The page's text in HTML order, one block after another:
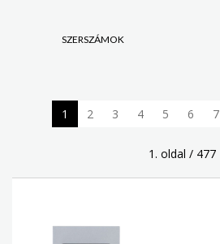
SZERSZÁMOK
1 2 3 4 5 6 7
1. oldal / 477